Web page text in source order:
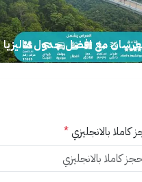
مع افضل جدول ماليزيا 13 يوم
بالانجليزي*